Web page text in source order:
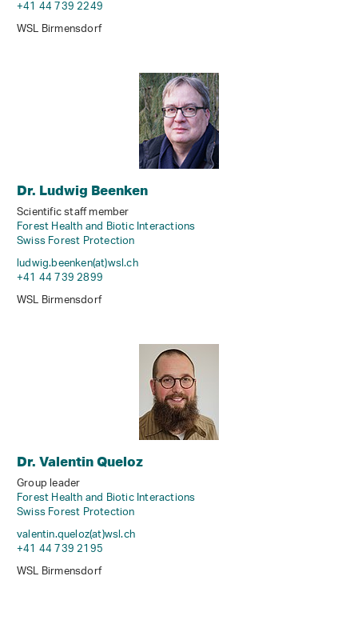
+41 44 739 2249
WSL Birmensdorf
Dr. Ludwig Beenken
Scientific staff member
Forest Health and Biotic Interactions
Swiss Forest Protection
ludwig.beenken(at)wsl.ch
+41 44 739 2899
WSL Birmensdorf
Dr. Valentin Queloz
Group leader
Forest Health and Biotic Interactions
Swiss Forest Protection
valentin.queloz(at)wsl.ch
+41 44 739 2195
WSL Birmensdorf